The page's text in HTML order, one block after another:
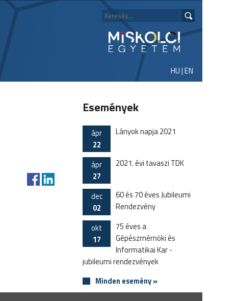
HU|EN
Események
ápr
22
Lányok napja 2021
ápr
27
2021. évi tavaszi TDK
dec
02
60 és 70 éves Jubileumi
Rendezvény
okt
17
75 éves a
Gépészmérnöki és
Informatikai Kar -
jubileumi rendezvények
Minden esemény »